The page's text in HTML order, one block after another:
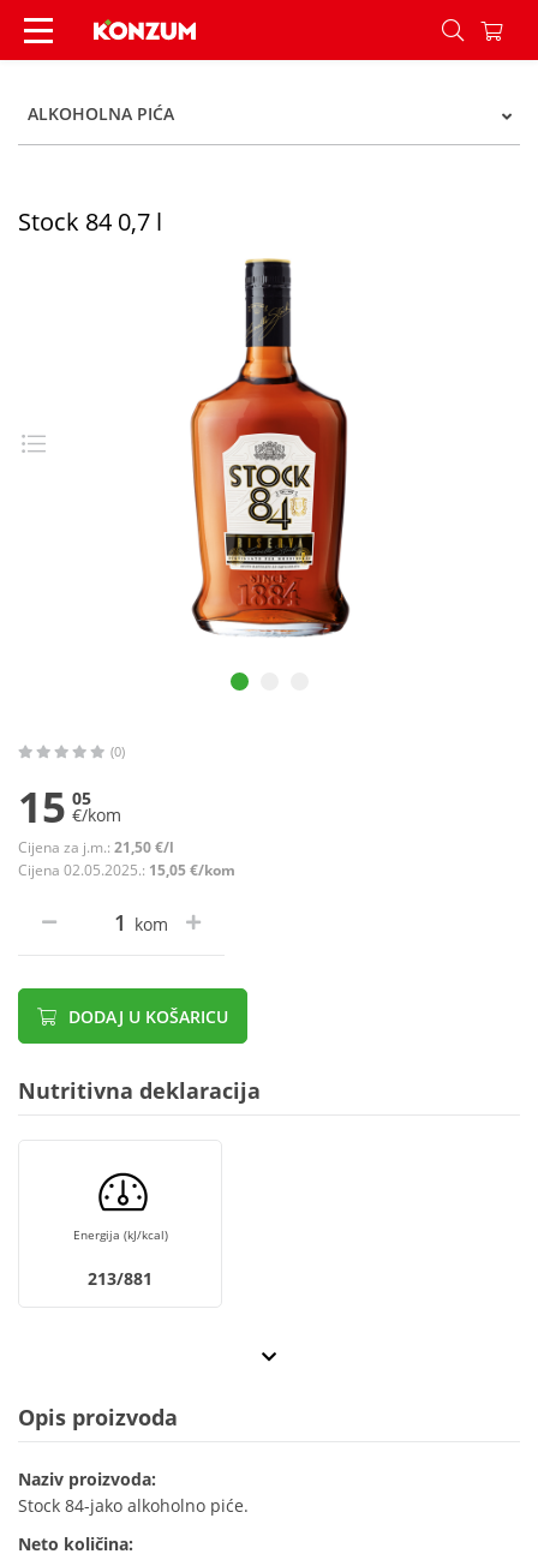
Stock 84 0,7 l - Konzum
ALKOHOLNA PIĆA
Stock 84 0,7 l
(0)
15 05
€/kom
Cijena za j.m.: 21,50 €/l
Cijena 02.05.2025.: 15,05 €/kom
kom
DODAJ U KOŠARICU
Nutritivna deklaracija
Energija (kJ/kcal)
213/881
Opis proizvoda
Naziv proizvoda:
Stock 84-jako alkoholno piće.
Neto količina: